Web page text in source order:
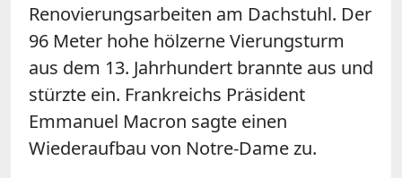
Renovierungsarbeiten am Dachstuhl. Der
96 Meter hohe hölzerne Vierungsturm
aus dem 13. Jahrhundert brannte aus und
stürzte ein. Frankreichs Präsident
Emmanuel Macron sagte einen
Wiederaufbau von Notre-Damezu.